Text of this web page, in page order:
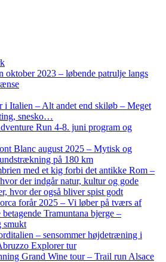
oktober 2023 – løbende patrulje langs
i Italien – Alt andet end skiløb – Meget
snesko…
Run 4-8. juni program og
Blanc august 2025 – Mytisk og
på 180 km
med et kig forbi det antikke Rom –
der indgår natur, kultur og gode
hvor der også bliver spist godt
forår 2025 – Vi løber på tværs af
Tramuntana bjerge –
smukt
– sensommer højdetræning i
Explorer tur
Grand Wine tour – Trail run Alsace